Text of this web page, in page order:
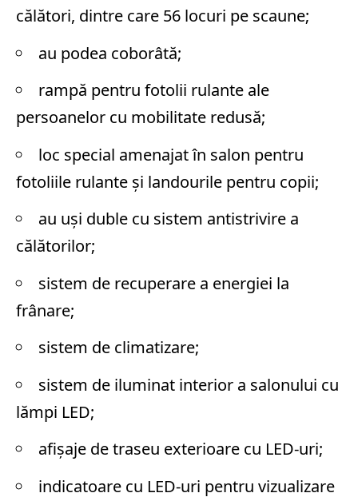
călători, dintre care 56 locuri pe scaune;
au podea coborâtă;
rampă pentru fotolii rulante ale
persoanelor cu mobilitate redusă;
loc special amenajat în salon pentru
fotoliile rulante și landourile pentru copii;
au uși duble cu sistem antistrivire a
călătorilor;
sistem de recuperare a energiei la
frânare;
sistem de climatizare;
sistem de iluminat interior a salonului cu
lămpi LED;
afișaje de traseu exterioare cu LED-uri;
indicatoare cu LED-uri pentru vizualizare